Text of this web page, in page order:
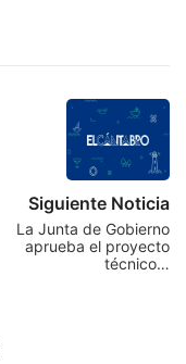
Siguiente Noticia
La Junta de Gobierno
aprueba el proyecto
técnico…